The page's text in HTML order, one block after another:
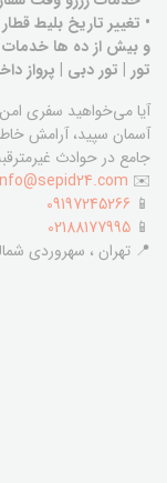
• تغییر تاریخ بلیط قطار
و بیش از ده ها خدمات
تور | تور دبی | پرواز
آیا می‌خواهید سفری
آسمان سپید، آرامش
جامع در حوادث
✉️
📱
09197245266
📱
02188177995
📍 تهران ، سهروردی